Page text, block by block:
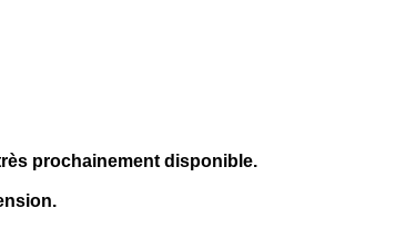
prochainement disponible.